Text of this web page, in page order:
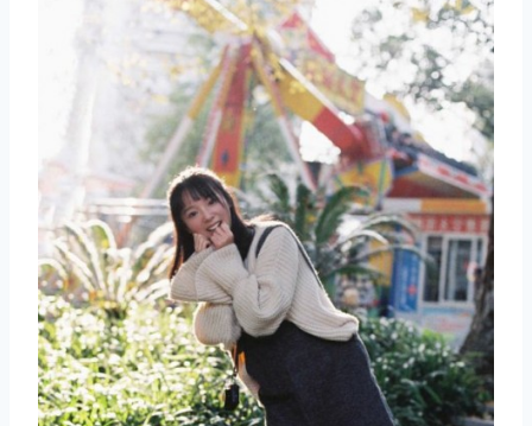
取消 搜索